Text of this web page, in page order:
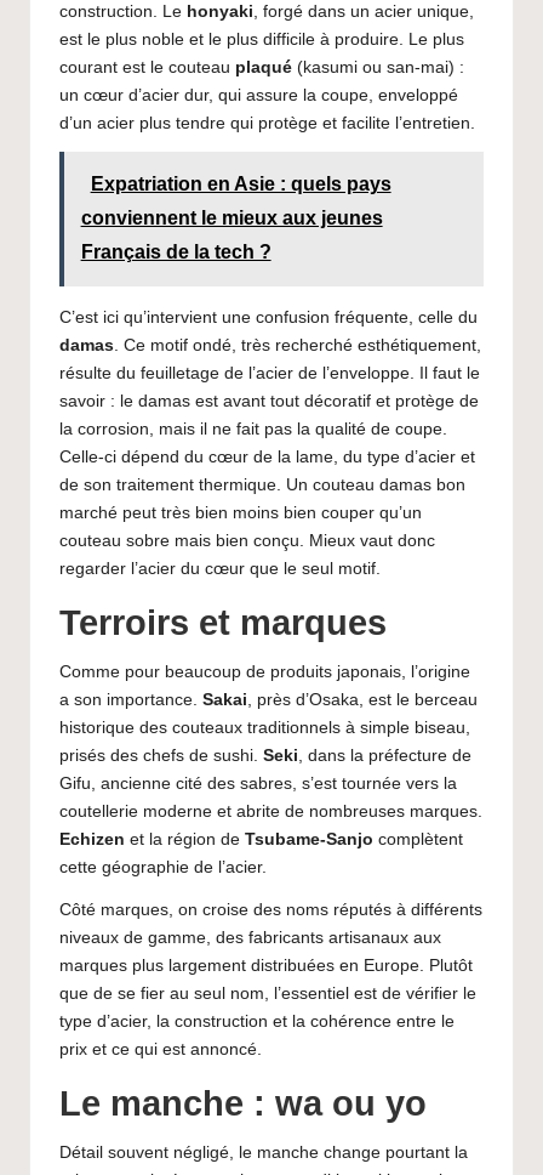
construction. Le honyaki , forgé dans un acier unique,
est le plus noble et le plus difficile à produire. Le plus
courant est le couteau plaqué (kasumi ou san-mai) :
un cœur d’acier dur, qui assure la coupe, enveloppé
d’un acier plus tendre qui protège et facilite l’entretien.
Expatriation en Asie : quels pays
conviennent le mieux aux jeunes
Français de la tech ?
C’est ici qu’intervient une confusion fréquente, celle du
damas . Ce motif ondé, très recherché esthétiquement,
résulte du feuilletage de l’acier de l’enveloppe. Il faut le
savoir : le damas est avant tout décoratif et protège de
la corrosion, mais il ne fait pas la qualité de coupe.
Celle-ci dépend du cœur de la lame, du type d’acier et
de son traitement thermique. Un couteau damas bon
marché peut très bien moins bien couper qu’un
couteau sobre mais bien conçu. Mieux vaut donc
regarder l’acier du cœur que le seul motif.
Terroirs et marques
Comme pour beaucoup de produits japonais, l’origine
a son importance. Sakai , près d’Osaka, est le berceau
historique des couteaux traditionnels à simple biseau,
prisés des chefs de sushi. Seki , dans la préfecture de
Gifu, ancienne cité des sabres, s’est tournée vers la
coutellerie moderne et abrite de nombreuses marques.
Echizen et la région de Tsubame-Sanjo complètent
cette géographie de l’acier.
Côté marques, on croise des noms réputés à différents
niveaux de gamme, des fabricants artisanaux aux
marques plus largement distribuées en Europe. Plutôt
que de se fier au seul nom, l’essentiel est de vérifier le
type d’acier, la construction et la cohérence entre le
prix et ce qui est annoncé.
Le manche : wa ou yo
Détail souvent négligé, le manche change pourtant la